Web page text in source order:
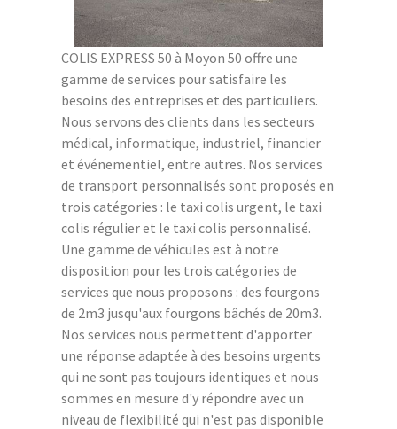
COLIS EXPRESS 50 à Moyon 50 offre une
gamme de services pour satisfaire les
besoins des entreprises et des particuliers.
Nous servons des clients dans les secteurs
médical, informatique, industriel, financier
et événementiel, entre autres. Nos services
de transport personnalisés sont proposés en
trois catégories : le taxi colis urgent, le taxi
colis régulier et le taxi colis personnalisé.
Une gamme de véhicules est à notre
disposition pour les trois catégories de
services que nous proposons : des fourgons
de 2m3 jusqu'aux fourgons bâchés de 20m3.
Nos services nous permettent d'apporter
une réponse adaptée à des besoins urgents
qui ne sont pas toujours identiques et nous
sommes en mesure d'y répondre avec un
niveau de flexibilité qui n'est pas disponible